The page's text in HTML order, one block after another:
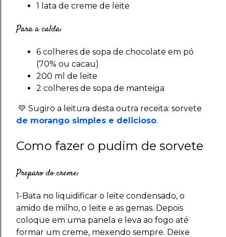
1 lata de creme de leite
Para a calda:
6 colheres de sopa de chocolate em pó
(70% ou cacau)
200 ml de leite
2 colheres de sopa de manteiga
💛 Sugiro a leitura desta outra receita: sorvete
de morango simples e delicioso.
Como fazer o pudim de sorvete
Preparo do creme:
1-Bata no liquidificar o leite condensado, o
amido de milho, o leite e as gemas. Depois
coloque em uma panela e leva ao fogo até
formar um creme, mexendo sempre. Deixe